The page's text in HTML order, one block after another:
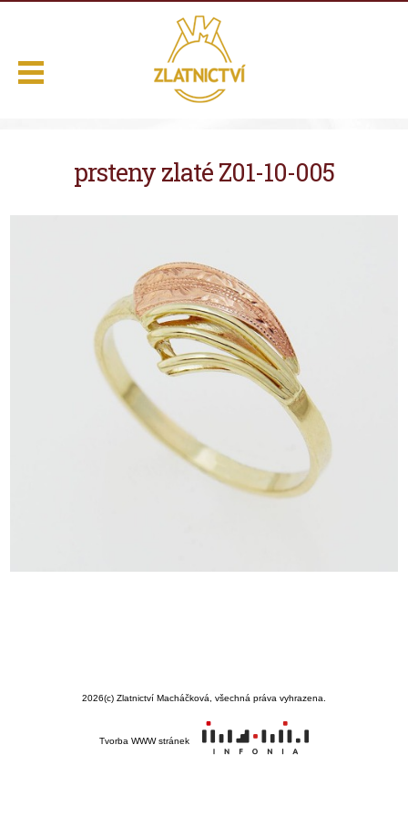
prsteny zlaté Z01-10-005
Domů
O nás
Kontakt
2026(c) Zlatnictví Macháčková, všechná práva vyhrazena.
Tvorba WWW stránek